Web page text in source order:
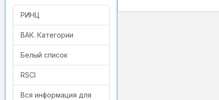
РИНЦ
ВАК. Категории
Белый список
RSCI
Вся информация для